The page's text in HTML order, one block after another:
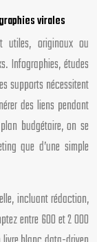
virales
originaux ou
Infographies, études
supports nécessitent
des liens pendant
budgétaire, on se
que d’une simple
incluant rédaction,
entre 600 et 2 000